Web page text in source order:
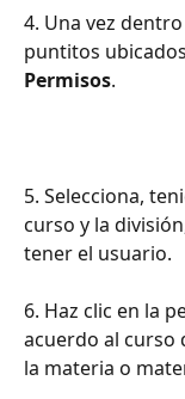
4. Una vez
puntitos
Permisos.
5. Selecciona,
curso y la
tener el usuario.
6. Haz clic en la
acuerdo al curso
la materia o